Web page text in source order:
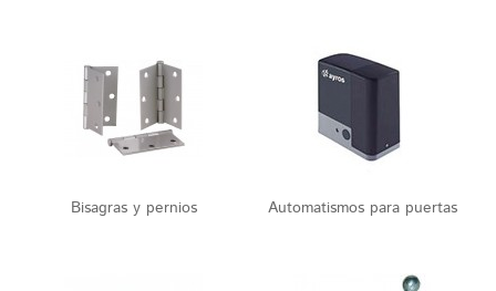
Bisagras y pernios Automatismos para puertas